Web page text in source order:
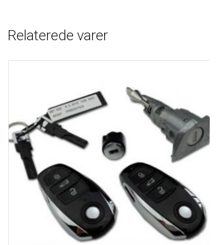
Relaterede varer